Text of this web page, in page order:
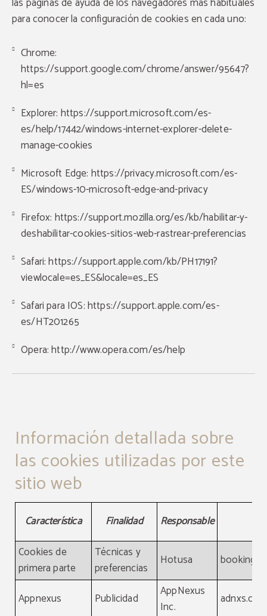
para conocer la configuración de cookies en cada uno:
Chrome:
https://support.google.com/chrome/answer/95647?
hl=es
Explorer: https://support.microsoft.com/es-
es/help/17442/windows-internet-explorer-delete-
manage-cookies
Microsoft Edge: https://privacy.microsoft.com/es-
ES/windows-10-microsoft-edge-and-privacy
Firefox: https://support.mozilla.org/es/kb/habilitar-y-
deshabilitar-cookies-sitios-web-rastrear-preferencias
Safari:https://support.apple.com/kb/PH17191?
viewlocale=es_ES&locale=es_ES
Safari para IOS:https://support.apple.com/es-
es/HT201265
Opera:http://www.opera.com/es/help
Información detallada sobre
las cookies utilizadas por este
sitio web
Característica Finalidad Responsable
Cookies de
primera parte
Técnicas y
preferencias
Hotusa booking-
Appnexus Publicidad
AppNexus
Inc.
adnxs.com